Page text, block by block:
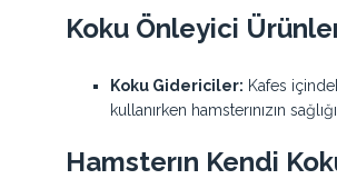
Koku Önleyici
Koku Gidericiler: Kafes
kullanırken hamsterınızın
Hamsterın Kendi